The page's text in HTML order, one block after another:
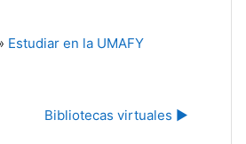
Estudiar en la UMAFY
Bibliotecas virtuales ▶︎